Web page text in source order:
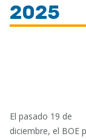
navegación
2025
El pasado 19 de
diciembre, el BOE